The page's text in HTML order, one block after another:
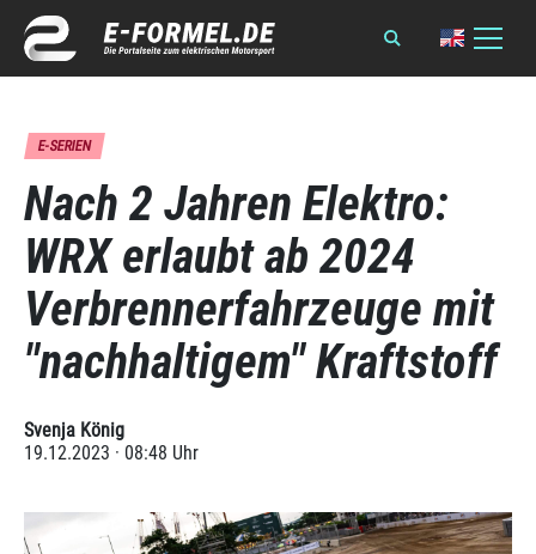
E-SERIEN
Nach 2 Jahren Elektro:
WRX erlaubt ab 2024
Verbrennerfahrzeuge mit
"nachhaltigem" Kraftstoff
Svenja König
19.12.2023 · 08:48 Uhr